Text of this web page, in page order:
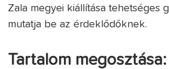
Zala megyei kiállítása tehetséges
mutatja be az érdeklődőknek.
Tartalom megosztása: